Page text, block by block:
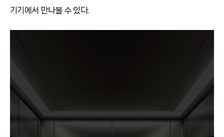
기기에서 만나볼 수 있다.